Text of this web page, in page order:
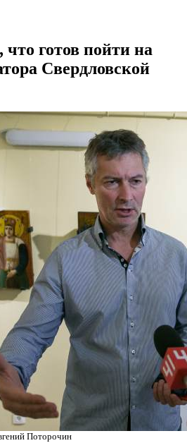
что готов пойти на
Свердловской
Поторочин